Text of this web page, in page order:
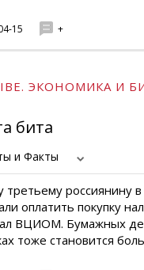
15 +
ЭКОНОМИКА И
бита
и Факты
третьему россиянину
оплатить покупку
ВЦИОМ. Бумажных
тоже становится